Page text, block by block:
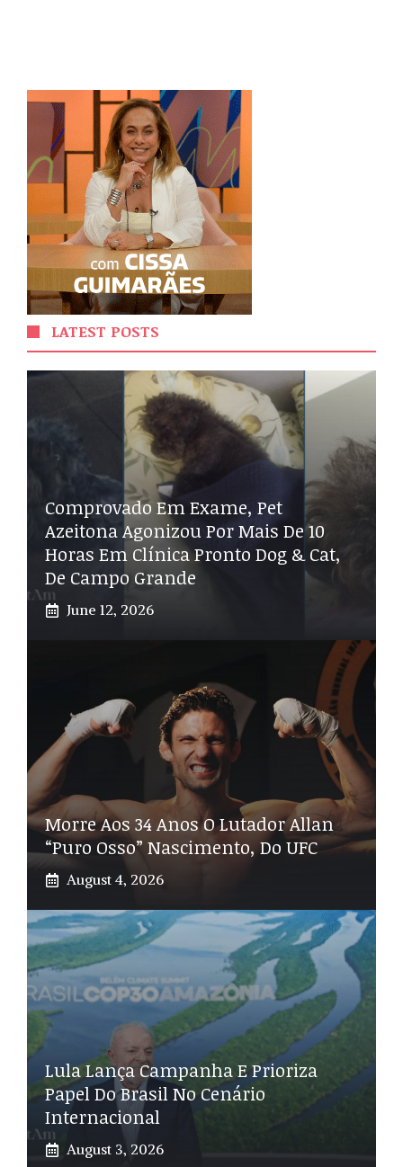
LATEST POSTS
Comprovado Em Exame, Pet
Azeitona Agonizou Por Mais De 10
Horas Em Clínica Pronto Dog & Cat,
De Campo Grande
June 12, 2026
Morre Aos 34 Anos O Lutador Allan
“Puro Osso” Nascimento, Do UFC
August 4, 2026
Lula Lança Campanha E Prioriza
Papel Do Brasil No Cenário
Internacional
August 3, 2026